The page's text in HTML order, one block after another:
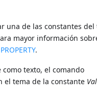
una de las constantes del
mayor información
.
texto, el comando
el tema de la constante